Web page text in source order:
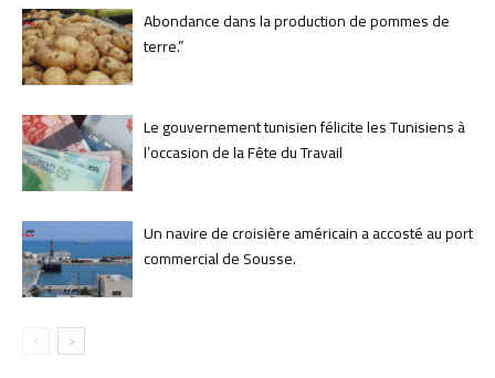
Abondance dans la production de pommes de
terre.”
Le gouvernement tunisien félicite les Tunisiens à
l’occasion de la Fête du Travail
Un navire de croisière américain a accosté au port
commercial de Sousse.